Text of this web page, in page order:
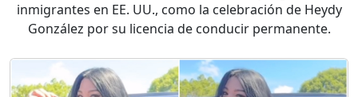
inmigrantes en EE. UU., como la celebración de Heydy
González por su licencia de conducir permanente.